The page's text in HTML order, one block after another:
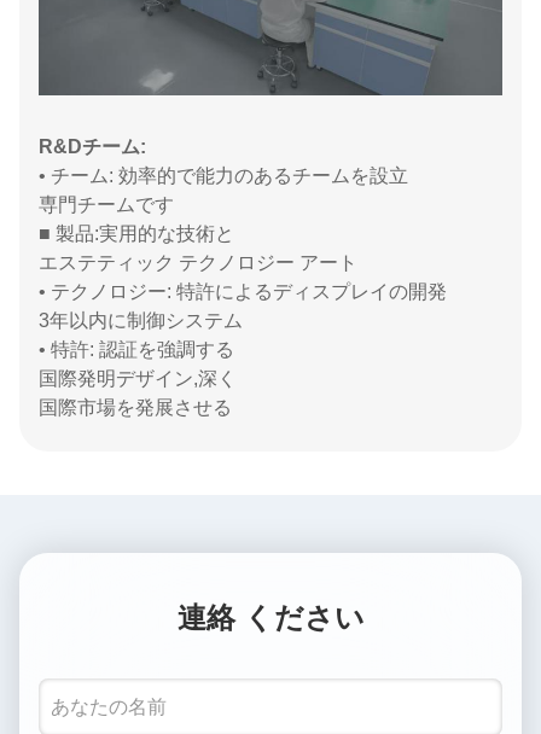
R&Dチーム:
• チーム: 効率的で能力のあるチームを設立
専門チームです
■ 製品:実用的な技術と
エステティック テクノロジー アート
• テクノロジー: 特許によるディスプレイの開発
3年以内に制御システム
• 特許: 認証を強調する
国際発明デザイン,深く
国際市場を発展させる
連絡 ください